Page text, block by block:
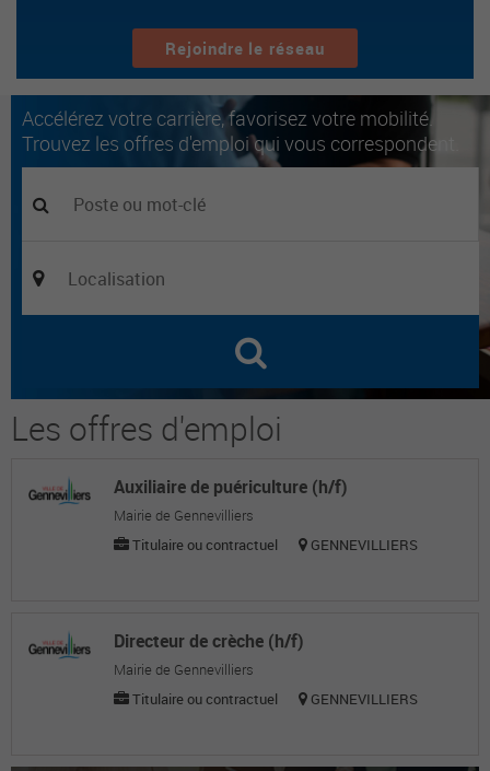
Rejoindre le réseau
Accélérez votre carrière, favorisez votre mobilité.
Trouvez les offres d'emploi qui vous correspondent.
Les offres d'emploi
Auxiliaire de puériculture (h/f)
Mairie de Gennevilliers
Titulaire ou contractuel
GENNEVILLIERS
Directeur de crèche (h/f)
Mairie de Gennevilliers
Titulaire ou contractuel
GENNEVILLIERS